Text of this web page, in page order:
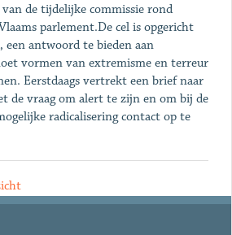
de tijdelijke commissie rond
parlement.De cel is opgericht
een antwoord te bieden aan
vormen van extremisme en terreur
Eerstdaags vertrekt een brief naar
de vraag om alert te zijn en om bij de
radicalisering contact op te